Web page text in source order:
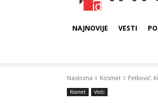
NAJNOVIJE VESTI
Naslovna Kosmet Petković:
Kosmet Vesti